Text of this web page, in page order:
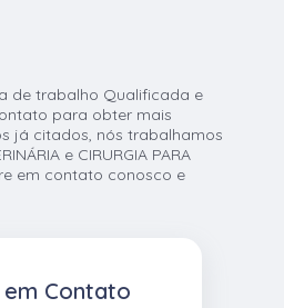
de trabalho Qualificada e
para obter mais
já citados, nós trabalhamos
e CIRURGIA PARA
em contato conosco e
em Contato